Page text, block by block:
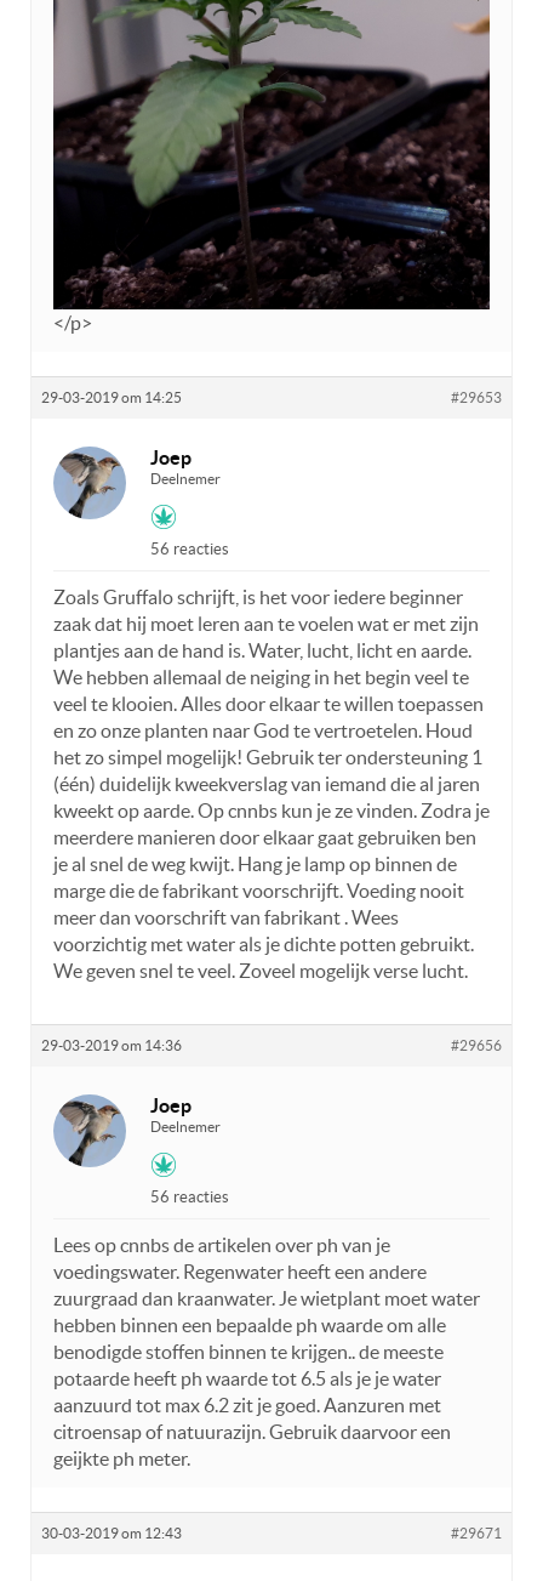
</p>
29-03-2019 om 14:25 #29653
Joep
Deelnemer
56 reacties
Zoals Gruffalo schrijft, is het voor iedere beginner
zaak dat hij moet leren aan te voelen wat er met zijn
plantjes aan de hand is. Water, lucht, licht en aarde.
We hebben allemaal de neiging in het begin veel te
veel te klooien. Alles door elkaar te willen toepassen
en zo onze planten naar God te vertroetelen. Houd
het zo simpel mogelijk! Gebruik ter ondersteuning 1
(één) duidelijk kweekverslag van iemand die al jaren
kweekt op aarde. Op cnnbs kun je ze vinden. Zodra je
meerdere manieren door elkaar gaat gebruiken ben
je al snel de weg kwijt. Hang je lamp op binnen de
marge die de fabrikant voorschrijft. Voeding nooit
meer dan voorschrift van fabrikant . Wees
voorzichtig met water als je dichte potten gebruikt.
We geven snel te veel. Zoveel mogelijk verse lucht.
29-03-2019 om 14:36 #29656
Joep
Deelnemer
56 reacties
Lees op cnnbs de artikelen over ph van je
voedingswater. Regenwater heeft een andere
zuurgraad dan kraanwater. Je wietplant moet water
hebben binnen een bepaalde ph waarde om alle
benodigde stoffen binnen te krijgen.. de meeste
potaarde heeft ph waarde tot 6.5 als je je water
aanzuurd tot max 6.2 zit je goed. Aanzuren met
citroensap of natuurazijn. Gebruik daarvoor een
geijkte ph meter.
30-03-2019 om 12:43 #29671